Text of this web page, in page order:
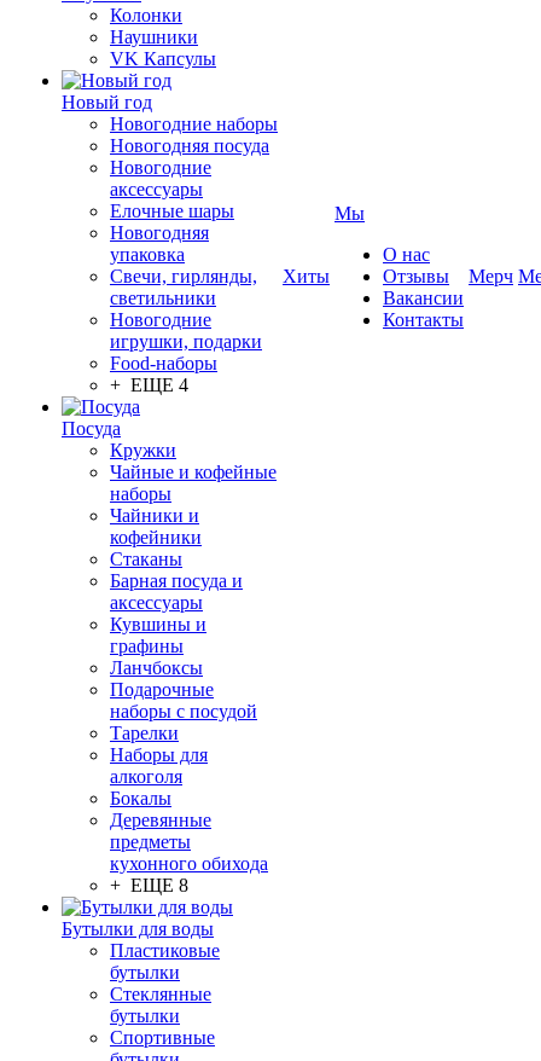
Колонки
Наушники
VK Капсулы
Новый год
Новогодние наборы
Новогодняя посуда
Новогодние
аксессуары
Елочные шары
Новогодняя
упаковка
Свечи, гирлянды,
светильники
Новогодние
игрушки, подарки
Food-наборы
+ ЕЩЕ 4
Посуда
Кружки
Чайные и кофейные
наборы
Чайники и
кофейники
Стаканы
Барная посуда и
аксессуары
Кувшины и
графины
Ланчбоксы
Подарочные
наборы с посудой
Тарелки
Наборы для
алкоголя
Бокалы
Деревянные
предметы
кухонного обихода
+ ЕЩЕ 8
Бутылки для воды
Пластиковые
бутылки
Стеклянные
бутылки
Спортивные
Хиты
Мы
О нас
Отзывы
Вакансии
Контакты
Мерч